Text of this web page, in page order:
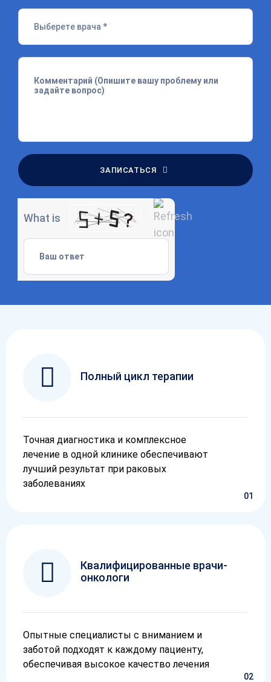
ЗАПИСАТЬСЯ
What is
Полный цикл терапии
Точная диагностика и комплексное
лечение в одной клинике обеспечивают
лучший результат при раковых
заболеваниях
01
Квалифицированные врачи-
онкологи
Опытные специалисты с вниманием и
заботой подходят к каждому пациенту,
обеспечивая высокое качество лечения
02